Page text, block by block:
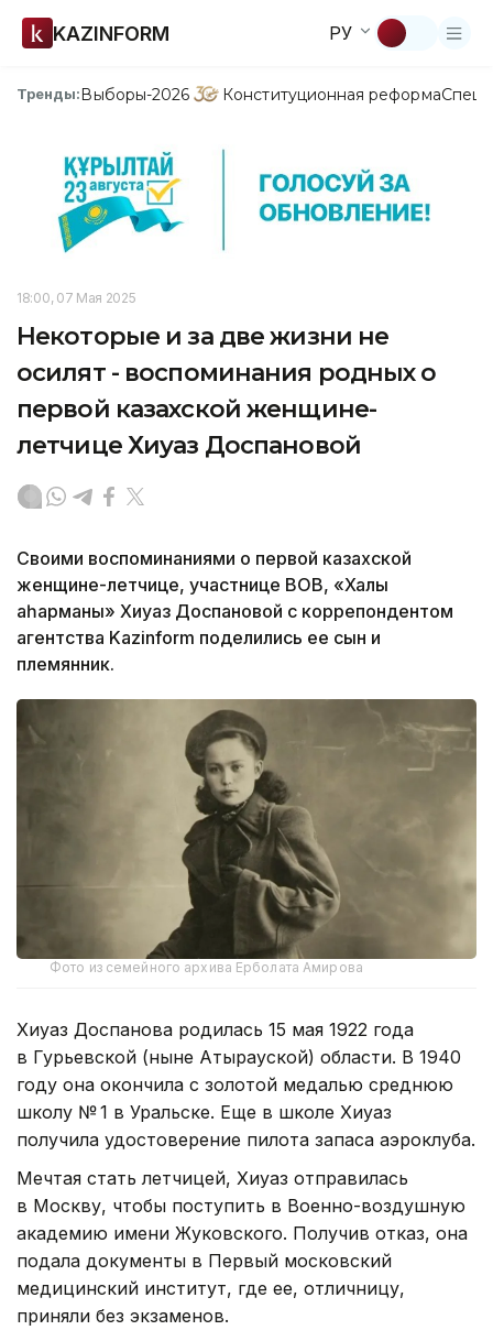
KAZINFORM РУ
Тренды:Выборы-2026 Конституционная реформа
18:00, 07 Мая 2025
Некоторые и за две жизни не
осилят - воспоминания родных о
первой казахской женщине-
летчице Хиуаз Доспановой
Своими воспоминаниями о первой казахской
женщине-летчице, участнице ВОВ, «Халық
қаһарманы» Хиуаз Доспановой с коррепондентом
агентства Kazinform поделились ее сын и
племянник.
Фото из семейного архива Ерболата Амирова
Хиуаз Доспанова родилась 15 мая 1922 года
в Гурьевской (ныне Атырауской) области. В 1940
году она окончила с золотой медалью среднюю
школу № 1 в Уральске. Еще в школе Хиуаз
получила удостоверение пилота запаса аэроклуба.
Мечтая стать летчицей, Хиуаз отправилась
в Москву, чтобы поступить в Военно-воздушную
академию имени Жуковского. Получив отказ, она
подала документы в Первый московский
медицинский институт, где ее, отличницу,
приняли без экзаменов.